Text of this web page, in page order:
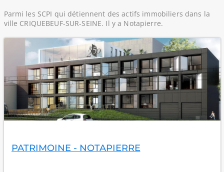
Parmi les SCPI qui détiennent des actifs immobiliers dans la
ville CRIQUEBEUF-SUR-SEINE. Il y a Notapierre.
PATRIMOINE - NOTAPIERRE